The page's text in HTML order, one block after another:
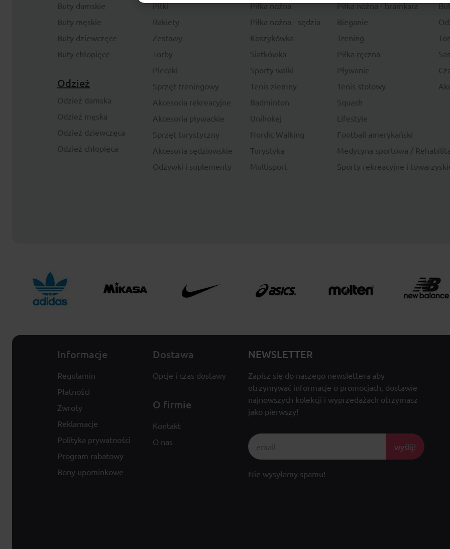
Buty damskie
Buty męskie
Buty dziewczęce
Buty chłopięce
Odzież
Odzież damska
Odzież męska
Odzież dziewczęca
Odzież chłopięca
Piłki
Rakiety
Zestawy
Torby
Plecaki
Sprzęt treningowy
Akcesoria rekreacyjne
Akcesoria pływackie
Sprzęt turystyczny
Akcesoria sędziowskie
Odżywki i suplementy
Piłka nożna
Piłka nożna - bramkarz
Piłka nożna - sędzia
Bieganie
Koszykówka
Trening
Siatkówka
Piłka ręczna
Sporty walki
Pływanie
Tenis ziemny
Tenis stołowy
Badminton
Squash
Unihokej
Lifestyle
Nordic Walking
Football amerykański
Turystyka
Medycyna sportowa /
Multisport
Sporty rekreacyjne i
Informacje
Regulamin
Płatności
Zwroty
Reklamacje
Polityka prywatności
Program rabatowy
Bony upominkowe
Dostawa
Opcje i czas dostawy
O firmie
Kontakt
O nas
NEWSLETTER
Zapisz się do naszego newslettera aby
otrzymywać informacje o promocjach, dostawie
najnowszych kolekcji i wyprzedażach otrzymasz
jako pierwszy!
wyślij!
Nie wysyłamy spamu!